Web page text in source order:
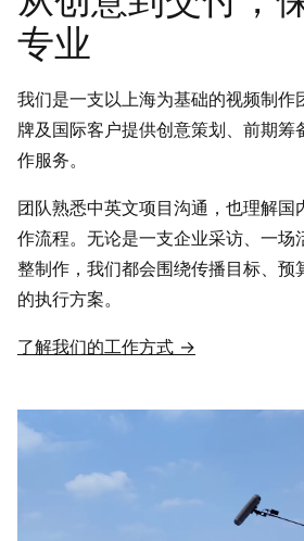
专业
我们是一支以上海为基础的视频制作
牌及国际客户提供创意策划、前期筹
作服务。
团队熟悉中英文项目沟通，也理解国
作流程。无论是一支企业采访、一场
整制作，我们都会围绕传播目标、预
的执行方案。
了解我们的工作方式 →